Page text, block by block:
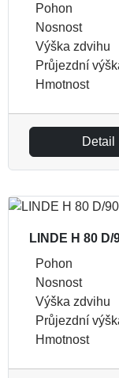
Pohon
Nosnost
Výška zdvihu
Průjezdní
Hmotnost
Detail
LINDE H 80 D/
Pohon
Nosnost
Výška zdvihu
Průjezdní
Hmotnost